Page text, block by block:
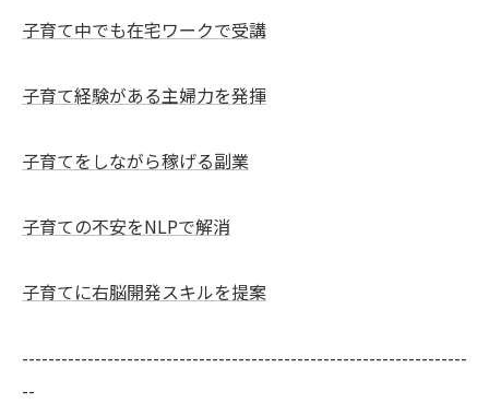
子育て中でも在宅ワークで受講
子育て経験がある主婦力を発揮
子育てをしながら稼げる副業
子育ての不安をNLPで解消
子育てに右脳開発スキルを提案
--------------------------------------------------------------------
--